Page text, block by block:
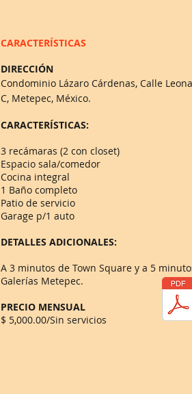
CARACTERÍSTICAS
DIRECCIÓN
Condominio Lázaro Cárdenas, Calle
C, Metepec, México.
CARACTERÍSTICAS:
3 recámaras (2 con closet)
Espacio sala/comedor
Cocina integral
1 Baño completo
Patio de servicio
Garage p/1 auto
DETALLES ADICIONALES:
A 3 minutos de Town Square y a 5
Galerías Metepec.
PRECIO MENSUAL
$ 5,000.00/Sin servicios